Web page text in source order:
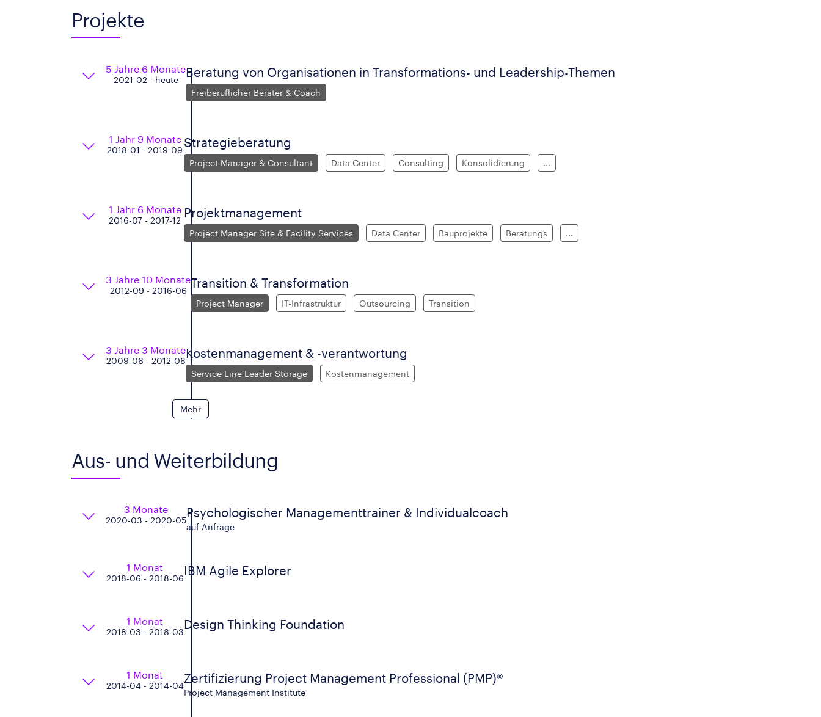
Projekte
5 Jahre 6 Monate
2021-02 - heute
Beratung von Organisationen in Transformations- und Leadership-Themen
Freiberuflicher Berater & Coach
1 Jahr 9 Monate
2018-01 - 2019-09
Strategieberatung
Project Manager & Consultant Data Center Consulting Konsolidierung ...
1 Jahr 6 Monate
2016-07 - 2017-12
Projektmanagement
Project Manager Site & Facility Services Data Center Bauprojekte Beratungs ...
3 Jahre 10 Monate
2012-09 - 2016-06
Transition & Transformation
Project Manager IT-Infrastruktur Outsourcing Transition
3 Jahre 3 Monate
2009-06 - 2012-08
Kostenmanagement & -verantwortung
Service Line Leader Storage Kostenmanagement
Mehr
Aus- und Weiterbildung
3 Monate
2020-03 - 2020-05
Psychologischer Managementtrainer & Individualcoach
auf Anfrage
1 Monat
2018-06 - 2018-06
IBM Agile Explorer
1 Monat
2018-03 - 2018-03
Design Thinking Foundation
1 Monat
2014-04 - 2014-04
Zertifizierung Project Management Professional (PMP)®
Project Management Institute